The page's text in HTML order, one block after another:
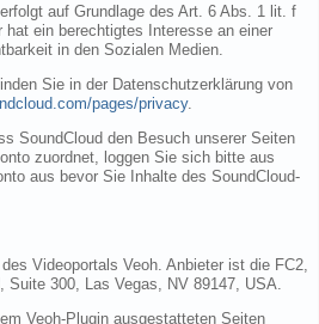
auf Grundlage des Art. 6 Abs. 1 lit. f
hat ein berechtigtes Interesse an einer
in den Sozialen Medien.
Sie in der Datenschutzerklärung von
pages/privacy.
SoundCloud den Besuch unserer Seiten
zuordnet, loggen Sie sich bitte aus
aus bevor Sie Inhalte des SoundCloud-
Videoportals Veoh. Anbieter ist die FC2,
Suite 300, Las Vegas, NV 89147, USA.
Veoh-Plugin ausgestatteten Seiten